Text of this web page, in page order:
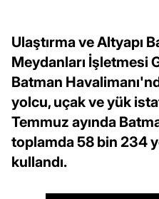
Ulaştırma ve Altyapı
Meydanları İşletmesi
Batman
yolcu, uçak ve yük
Temmuz ayında
toplamda 58 bin 234
kullandı.